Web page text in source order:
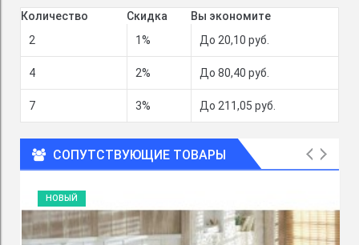
Количество Скидка
Вы экономите
2
1% До 20,10 руб.
4 2% До 80,40 руб.
7 3% До 211,05 руб.
СОПУТСТВУЮЩИЕ ТОВАРЫ
НОВЫЙ